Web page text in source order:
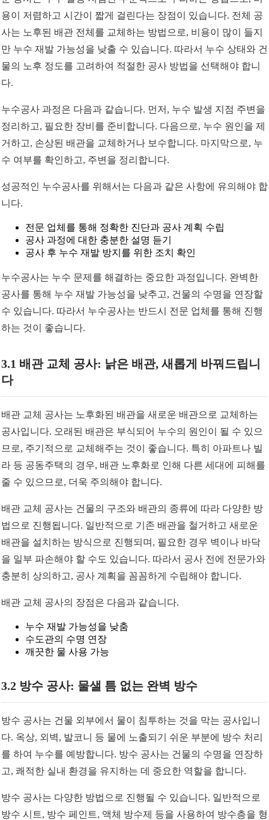
용이 저렴하고 시간이 짧게 걸린다는 장점이 있습니다. 전체 공
사는 노후된 배관 전체를 교체하는 방법으로, 비용이 많이 들지
만 누수 재발 가능성을 낮출 수 있습니다. 따라서 누수 상태와 건
물의 노후 정도를 고려하여 적절한 공사 방법을 선택해야 합니
다.
누수공사 과정은 다음과 같습니다. 먼저, 누수 발생 지점 주변을
정리하고, 필요한 장비를 준비합니다. 다음으로, 누수 원인을 제
거하고, 손상된 배관을 교체하거나 보수합니다. 마지막으로, 누
수 여부를 확인하고, 주변을 정리합니다.
성공적인 누수공사를 위해서는 다음과 같은 사항에 유의해야 합
니다.
전문 업체를 통해 정확한 진단과 공사 계획 수립
공사 과정에 대한 충분한 설명 듣기
공사 후 누수 재발 방지를 위한 조치 확인
누수공사는 누수 문제를 해결하는 중요한 과정입니다. 완벽한
공사를 통해 누수 재발 가능성을 낮추고, 건물의 수명을 연장할
수 있습니다. 따라서 누수공사는 반드시 전문 업체를 통해 진행
하는 것이 좋습니다.
3.1 배관 교체 공사: 낡은 배관, 새롭게 바꿔드립니
다
배관 교체 공사는 노후화된 배관을 새로운 배관으로 교체하는
공사입니다. 오래된 배관은 부식되어 누수의 원인이 될 수 있으
므로, 주기적으로 교체해주는 것이 좋습니다. 특히 아파트나 빌
라 등 공동주택의 경우, 배관 노후화로 인해 다른 세대에 피해를
줄 수 있으므로, 더욱 주의해야 합니다.
배관 교체 공사는 건물의 구조와 배관의 종류에 따라 다양한 방
법으로 진행됩니다. 일반적으로 기존 배관을 철거하고 새로운
배관을 설치하는 방식으로 진행되며, 필요한 경우 벽이나 바닥
을 일부 파손해야 할 수도 있습니다. 따라서 공사 전에 전문가와
충분히 상의하고, 공사 계획을 꼼꼼하게 수립해야 합니다.
배관 교체 공사의 장점은 다음과 같습니다.
누수 재발 가능성을 낮춤
수도관의 수명 연장
깨끗한 물 사용 가능
3.2 방수 공사: 물샐 틈 없는 완벽 방수
방수 공사는 건물 외부에서 물이 침투하는 것을 막는 공사입니
다. 옥상, 외벽, 발코니 등 물에 노출되기 쉬운 부분에 방수 처리
를 하여 누수를 예방합니다. 방수 공사는 건물의 수명을 연장하
고, 쾌적한 실내 환경을 유지하는 데 중요한 역할을 합니다.
방수 공사는 다양한 방법으로 진행될 수 있습니다. 일반적으로
방수 시트, 방수 페인트, 액체 방수제 등을 사용하여 방수층을 형